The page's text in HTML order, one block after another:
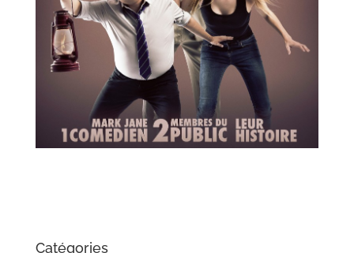
Catégories